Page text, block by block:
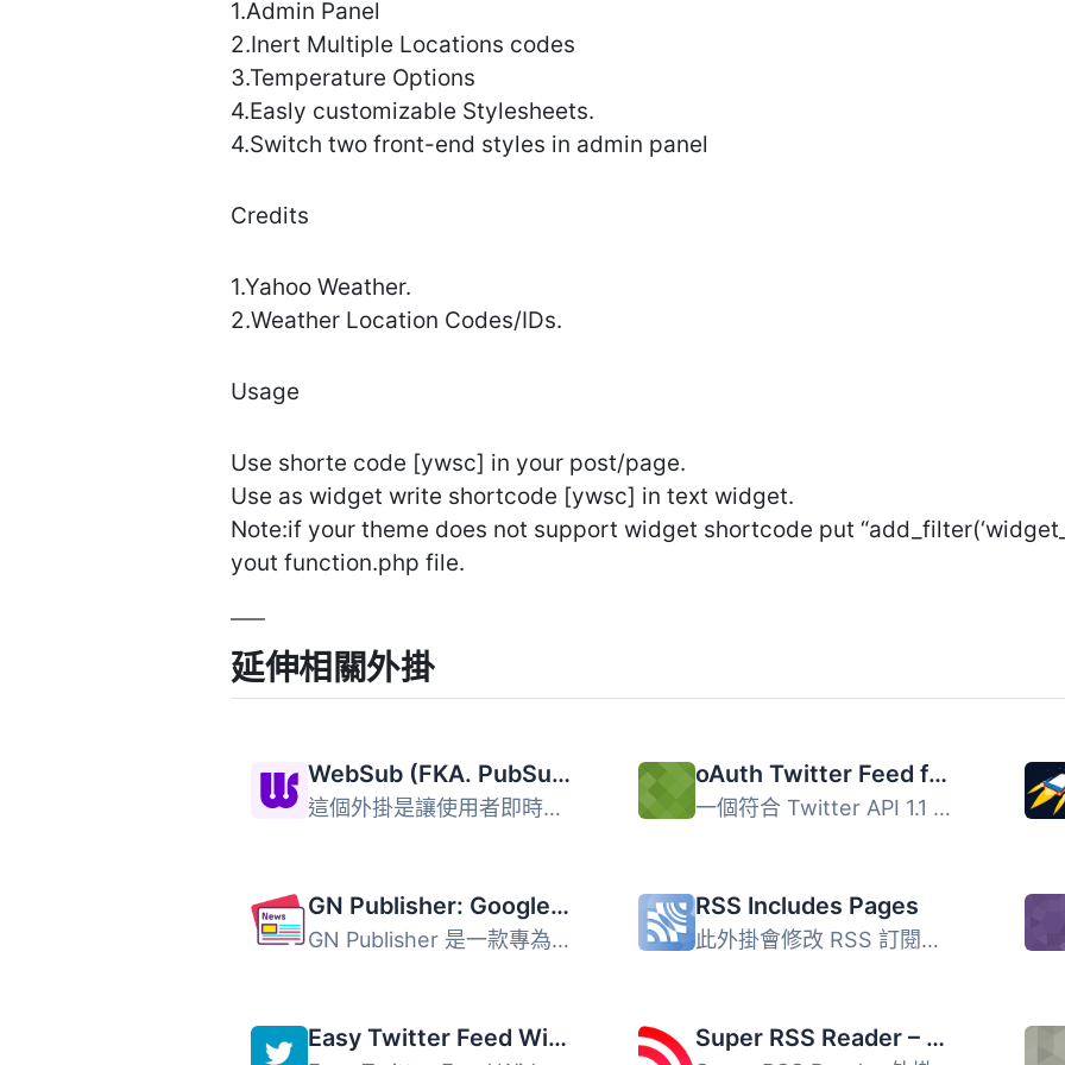
1.Admin Panel
2.Inert Multiple Locations codes
3.Temperature Options
4.Easly customizable Stylesheets.
4.Switch two front-end styles in admin panel
Credits
1.Yahoo Weather.
2.Weather Location Codes/IDs.
Usage
Use shorte code [ywsc] in your post/page.
Use as widget write shortcode [ywsc] in text widget.
Note:if your theme does not support widget shortcode put
yout function.php file.
延伸相關外掛
WebSub (FKA. PubSubHubbub)
這個外掛是讓使用者即時知道你的部落格有更新的簡單方式。它...
oAuth Twitter Feed for Developers
一個符合 Twitter API 1.1 規範的 WordPress 外掛，為主題開...
GN Publisher: Google News Compatible RSS Feeds
GN Publisher 是一款專為 Google News 設計的 RSS 外掛，確保...
RSS Includes Pages
此外掛會修改 RSS 訂閱，以便訂閱中包含頁面 (Page) 並非僅有...
Easy Twitter Feed Widget Plugin Super RSS Reader – Add attractive RSS Feed Widget